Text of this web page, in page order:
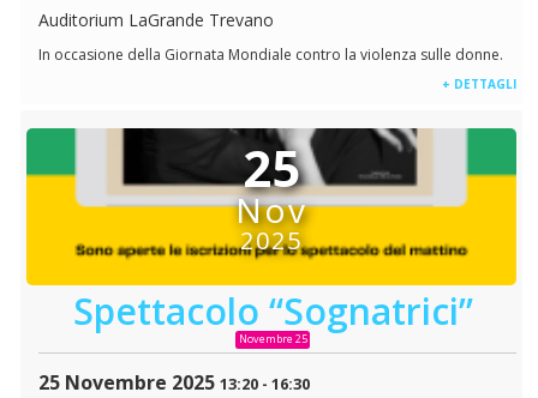
Auditorium LaGrande Trevano
In occasione della Giornata Mondiale contro la violenza sulle donne.
+ DETTAGLI
25
Nov
2025
Spettacolo “Sognatrici”
Novembre 25
25 Novembre 2025 13:20 - 16:30